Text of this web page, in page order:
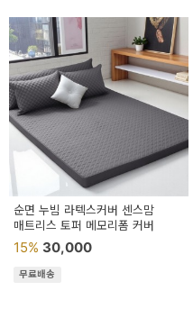
러
그
커
튼/
블
인
드
순면 누빔 라텍스커버 센스맘
매트리스 토퍼 메모리폼 커버
15% 30,000
무료배송